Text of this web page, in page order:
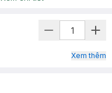
Xem thêm